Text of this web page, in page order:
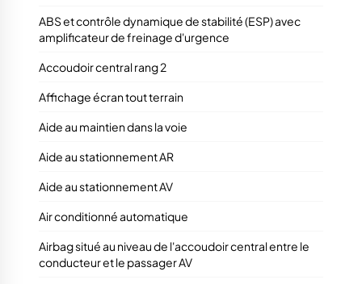
ABS et contrôle dynamique de stabilité (ESP) avec
amplificateur de freinage d'urgence
Accoudoir central rang 2
Affichage écran tout terrain
Aide au maintien dans la voie
Aide au stationnement AR
Aide au stationnement AV
Air conditionné automatique
Airbag situé au niveau de l'accoudoir central entre le
conducteur et le passager AV